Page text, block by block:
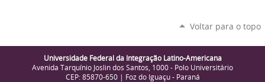
Voltar para o topo
Universidade Federal da Integração Latino-Americana
Avenida Tarquínio Joslin dos Santos, 1000 - Polo Universitário
CEP: 85870-650 | Foz do Iguaçu - Paraná